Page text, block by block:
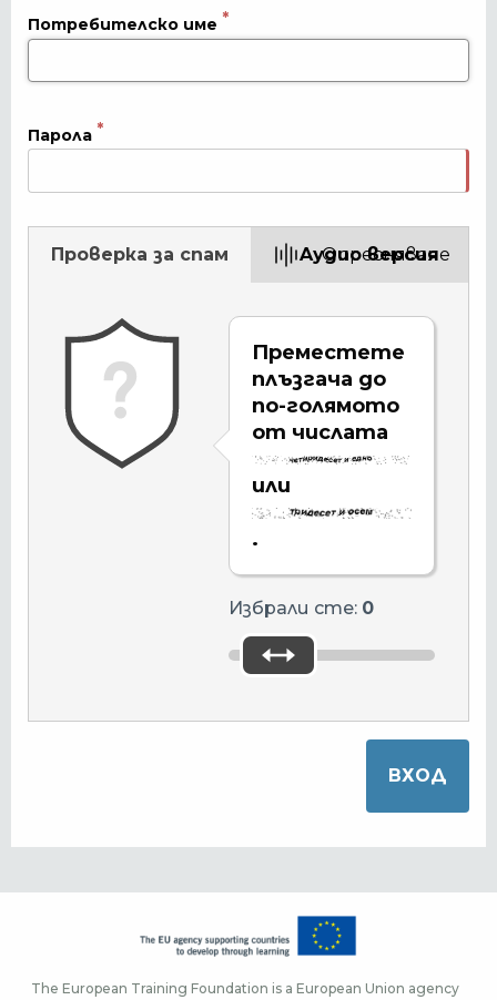
Потребителско име
Парола
Проверка за спам Aудио версия
Преместете
плъзгача до
по-голямото
от числата
или
.
Избрали сте: 0
Опресняване
The European Training Foundation is a European Union agency